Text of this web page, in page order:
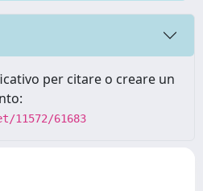
per citare o creare un
61683